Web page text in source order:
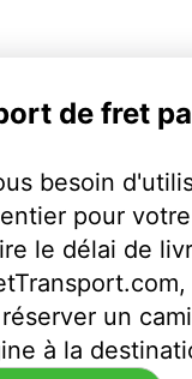
de fret
besoin
pour
le délai de
un
à la